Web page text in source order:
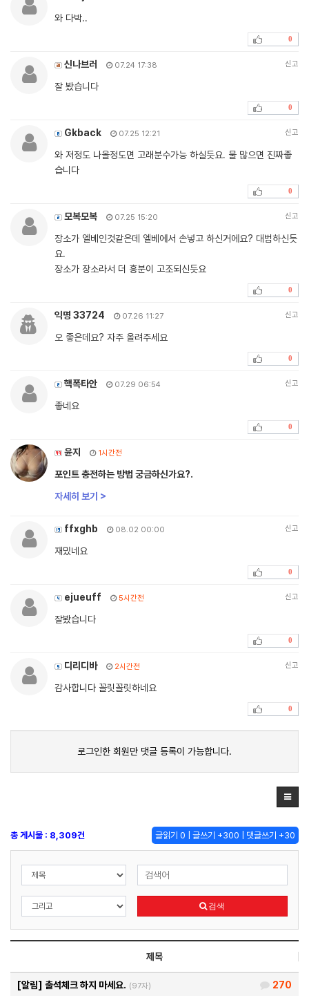
와 다박..
0
신나브러 07.24 17:38 신고
잘 봤습니다
0
Gkback 07.25 12:21 신고
와 저정도 나올정도면 고래분수가능 하실듯요. 물 많으면 진짜좋
습니다
0
모복모복 07.25 15:20 신고
장소가 엘베인것같은데 엘베에서 손넣고 하신거에요? 대범하신듯
요.
장소가 장소라서 더 흥분이 고조되신듯요
0
익명 33724 07.26 11:27 신고
오 좋은데요? 자주 올려주세요
0
핵폭타안 07.29 06:54 신고
좋네요
0
윤지 1시간전
포인트 충전하는 방법 궁금하신가요?.
자세히 보기 >
ffxghb 08.02 00:00 신고
재밌네요
0
ejueuff 5시간전 신고
잘봤습니다
0
디리디바 2시간전 신고
감사합니다 꼴릿꼴릿하네요
0
로그인한 회원만 댓글 등록이 가능합니다.
글읽기 0 | 글쓰기 +300 | 댓글쓰기 +30
총 게시물 : 8,309건
검색
제목
270
[알림] 출석체크 하지 마세요. (97자)